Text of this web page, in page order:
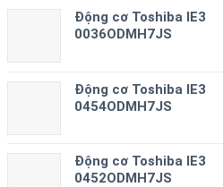
Động cơ Toshiba IE3
0036ODMH7JS
Động cơ Toshiba IE3
0454ODMH7JS
Động cơ Toshiba IE3
0452ODMH7JS